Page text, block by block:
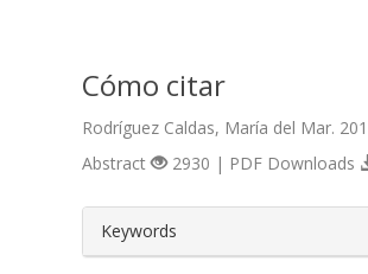
Cómo citar
Rodríguez Caldas, María del Mar.
Abstract 2930 | PDF Downloads
Keywords